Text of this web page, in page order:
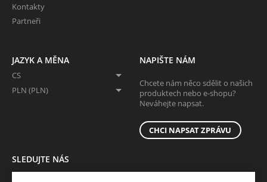
Kontakty
Partneři
JAZYK A MĚNA
CS
PLN (PLN)
NAPIŠTE NÁM
Chcete nám něco sdělit o našich
produktech nebo e-shopu?
Neváhejte napsat.
CHCI NAPSAT ZPRÁVU
SLEDUJTE NÁS